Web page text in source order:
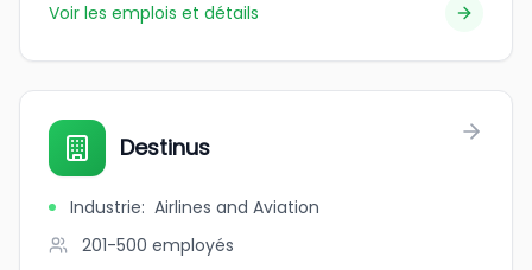
Voir les emplois et détails
Destinus
Industrie: Airlines and Aviation
201-500 employés